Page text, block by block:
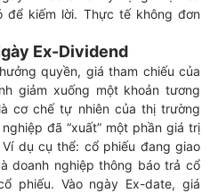
kiếm lời. Thực tế không đơn
Ex-Dividend
quyền, giá tham chiếu của
giảm xuống một khoản tương
cơ chế tự nhiên của thị trường
đã “xuất” một phần giá trị
dụ cụ thể: cổ phiếu đang giao
doanh nghiệp thông báo trả cổ
phiếu. Vào ngày Ex-date, giá